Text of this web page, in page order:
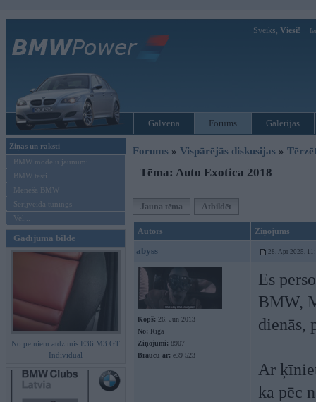
Sveiks, Viesi!
Galvenā Forums Galerijas
Ziņas un raksti
BMW modeļu jaunumi
BMW testi
Mēneša BMW
Sērijveida tūnings
Vel...
Gadījuma bilde
No pelniem atdzimis E36 M3 GT
Individual
Forums » Vispārējās diskusijas »
Tēma: Auto Exotica 2018
Jauna tēma Atbildēt
Autors Ziņojums
abyss 28. Apr 2025,
Kopš: 26. Jun 2013
No: Rīga
Ziņojumi: 8907
Braucu ar: e39 523
Es
BMW,
dienās,
Ar
ka pēc